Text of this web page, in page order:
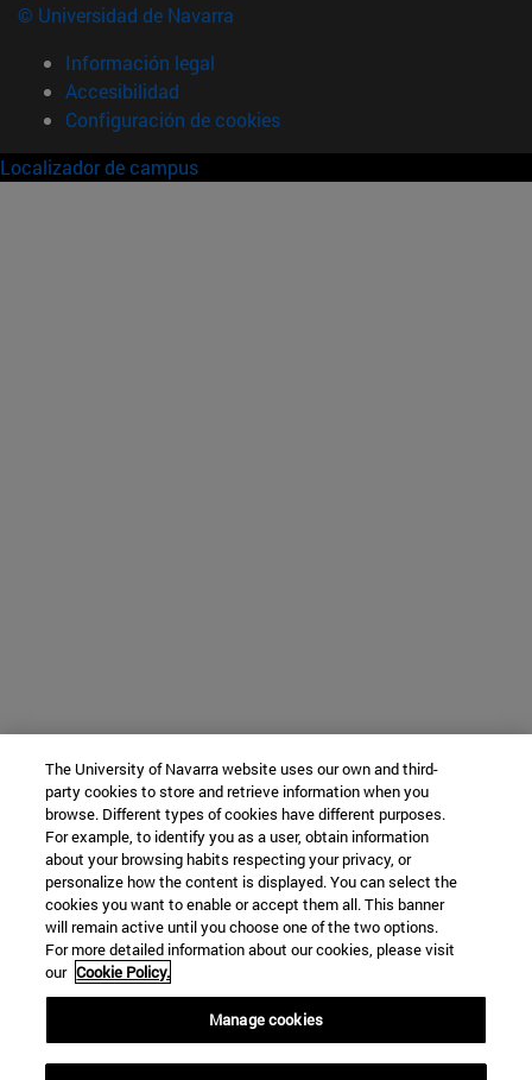
© Universidad de Navarra
Información legal
Accesibilidad
Configuración de cookies
Localizador de campus
The University of Navarra website uses our own and third-
party cookies to store and retrieve information when you
browse. Different types of cookies have different purposes.
For example, to identify you as a user, obtain information
about your browsing habits respecting your privacy, or
personalize how the content is displayed. You can select the
cookies you want to enable or accept them all. This banner
will remain active until you choose one of the two options.
For more detailed information about our cookies, please visit
our Cookie Policy.
Manage cookies